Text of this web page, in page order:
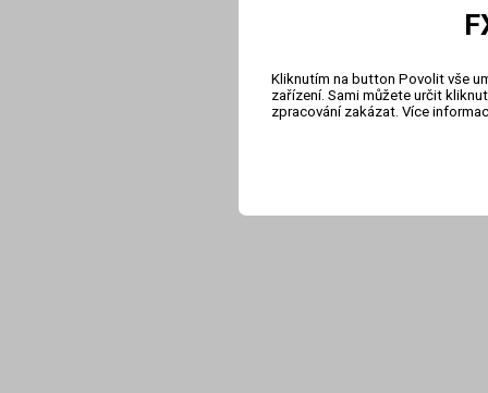
Kliknutím na button Povolit vše
zařízení. Sami můžete určit
zpracování zakázat. Více